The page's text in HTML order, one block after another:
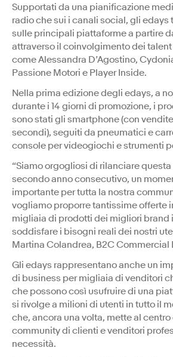
Supportati da una pianificazione
radio che sui i canali social, gli edays
sulle principali piattaforme a partire
attraverso il coinvolgimento dei
come Alessandra D’Agostino,
Passione Motori e Player Inside.
Nella prima edizione degli edays, a
durante i 14 giorni di promozione, i
sono stati gli smartphone (con
secondi), seguiti da pneumatici e
console per videogiochi e strumenti
“Siamo orgogliosi di rilanciare
secondo anno consecutivo, un
importante per tutta la nostra
vogliamo proporre tantissime offerte
migliaia di prodotti dei migliori brand
soddisfare i bisogni reali dei nostri
Martina Colandrea, B2C Commercial
Gli edays rappresentano anche un
di business per migliaia di venditori
che possono così usufruire di una
si rivolge a milioni di utenti in tutto il
che, ancora una volta, mette al
community di clienti e venditori
necessità.